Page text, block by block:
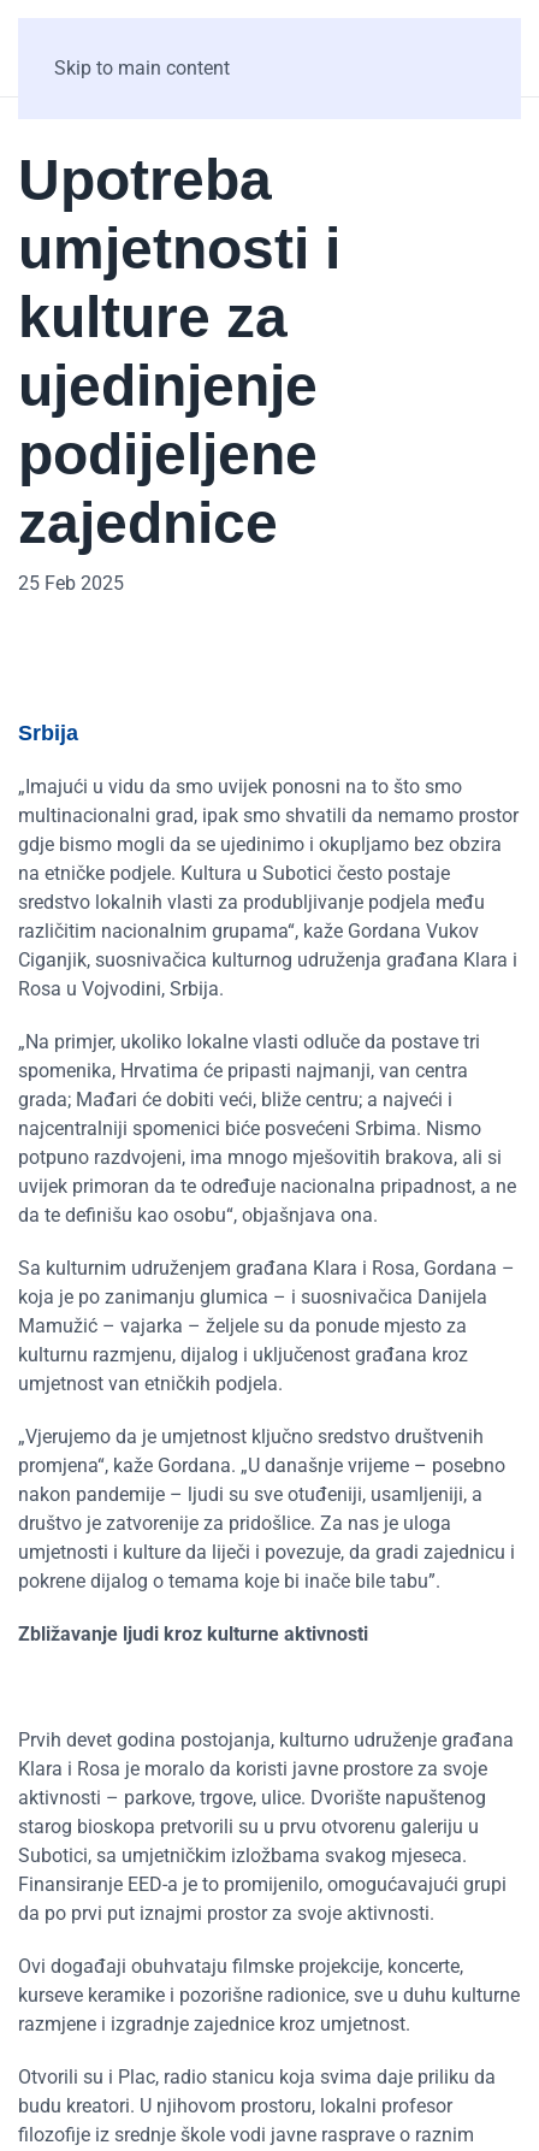
Skip to main content
Upotreba
umjetnosti i
kulture za
ujedinjenje
podijeljene
zajednice
25 Feb 2025
Srbija
„Imajući u vidu da smo uvijek ponosni na to što smo
multinacionalni grad, ipak smo shvatili da nemamo prostor
gdje bismo mogli da se ujedinimo i okupljamo bez obzira
na etničke podjele. Kultura u Subotici često postaje
sredstvo lokalnih vlasti za produbljivanje podjela među
različitim nacionalnim grupama“, kaže Gordana Vukov
Ciganjik, suosnivačica kulturnog udruženja građana Klara i
Rosa u Vojvodini, Srbija.
„Na primjer, ukoliko lokalne vlasti odluče da postave tri
spomenika, Hrvatima će pripasti najmanji, van centra
grada; Mađari će dobiti veći, bliže centru; a najveći i
najcentralniji spomenici biće posvećeni Srbima. Nismo
potpuno razdvojeni, ima mnogo mješovitih brakova, ali si
uvijek primoran da te određuje nacionalna pripadnost, a ne
da te definišu kao osobu“, objašnjava ona.
Sa kulturnim udruženjem građana Klara i Rosa, Gordana –
koja je po zanimanju glumica – i suosnivačica Danijela
Mamužić – vajarka – željele su da ponude mjesto za
kulturnu razmjenu, dijalog i uključenost građana kroz
umjetnost van etničkih podjela.
„Vjerujemo da je umjetnost ključno sredstvo društvenih
promjena“, kaže Gordana. „U današnje vrijeme – posebno
nakon pandemije – ljudi su sve otuđeniji, usamljeniji, a
društvo je zatvorenije za pridošlice. Za nas je uloga
umjetnosti i kulture da liječi i povezuje, da gradi zajednicu i
pokrene dijalog o temama koje bi inače bile tabu”.
Zbližavanje ljudi kroz kulturne aktivnosti
Prvih devet godina postojanja, kulturno udruženje građana
Klara i Rosa je moralo da koristi javne prostore za svoje
aktivnosti – parkove, trgove, ulice. Dvorište napuštenog
starog bioskopa pretvorili su u prvu otvorenu galeriju u
Subotici, sa umjetničkim izložbama svakog mjeseca.
Finansiranje EED-a je to promijenilo, omogućavajući grupi
da po prvi put iznajmi prostor za svoje aktivnosti.
Ovi događaji obuhvataju filmske projekcije, koncerte,
kurseve keramike i pozorišne radionice, sve u duhu kulturne
razmjene i izgradnje zajednice kroz umjetnost.
Otvorili su i Plac, radio stanicu koja svima daje priliku da
budu kreatori. U njihovom prostoru, lokalni profesor
filozofije iz srednje škole vodi javne rasprave o raznim